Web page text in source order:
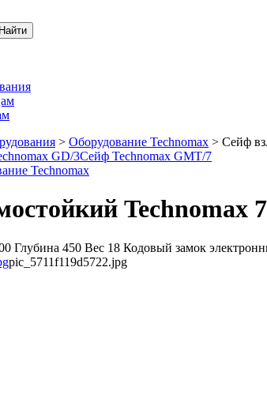
> Оборудование Technomax > Сейф
GD/3Сейф Technomax GMT/7
Technomax
Technomax
Глубина 450 Вес 18 Кодовый замок
pic_5711f119d5722.jpg